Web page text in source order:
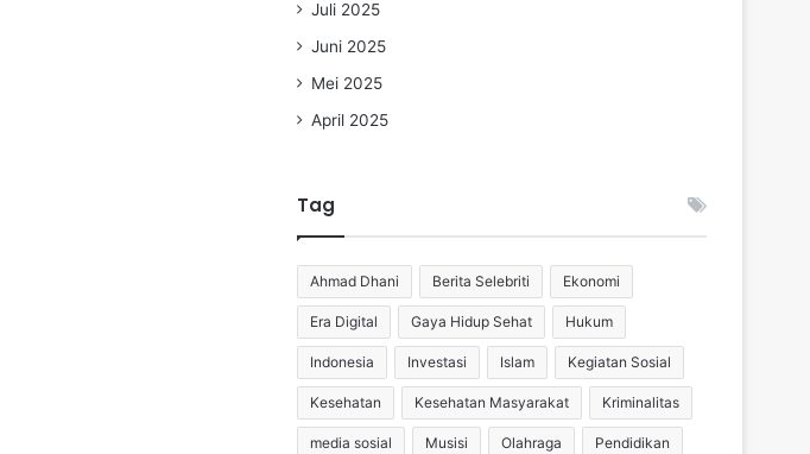
Juli 2025
Juni 2025
Mei 2025
April 2025
Tag
Ahmad Dhani Berita Selebriti Ekonomi
Era Digital Gaya Hidup Sehat Hukum
Indonesia Investasi Islam Kegiatan Sosial
Kesehatan Kesehatan Masyarakat Kriminalitas
media sosial Musisi Olahraga Pendidikan